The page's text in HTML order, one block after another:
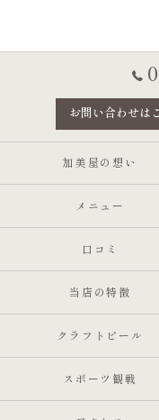
お問い合わせは
加美屋の想い
メニュー
口コミ
当店の特徴
クラフトビール
スポーツ観戦